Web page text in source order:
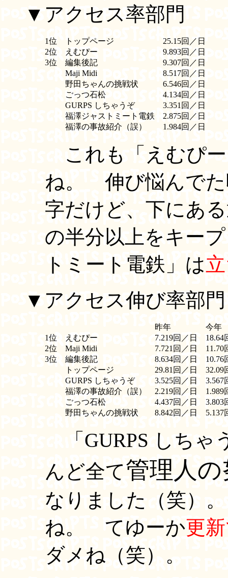
▼アクセス率部門
1位 トップページ
25.15回／日
2位 えむぴー
9.893回／日
3位 編集後記
9.307回／日
Maji Midi
8.517回／日
野田ちゃんの挑戦状
6.546回／日
ごっつ石松
4.134回／日
GURPS しちゃうぞ
3.351回／日
福澤ジャストミート電鉄 2.875回／日
福澤の事故紹介（誤）
1.984回／日
これも「えむぴ
ね。 伸び悩んでた
字だけど、下にあ
の半分以上をキー
トミート電鉄」は
▼アクセス伸び率部門
昨年
今年
1位 えむぴー 7.219回／日
18.64
2位 Maji Midi 7.721回／日
11.70
3位 編集後記 8.634回／日
10.76
トップページ
29.81回／日
32.09
GURPS しちゃうぞ
3.525回／日
3.567
福澤の事故紹介（誤）
2.219回／日
1.989
ごっつ石松
4.437回／日
3.803
野田ちゃんの挑戦状
8.842回／日 5.137
「GURPS しちゃ
んど全て管理人
なりました（笑）
ね。 てゆーか更
ダメね（笑）。